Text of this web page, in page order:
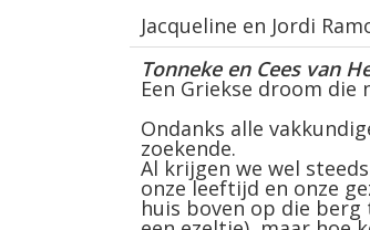
Jacqueline en Jordi
Tonneke en Cees van
Een Griekse droom
Ondanks alle
zoekende.
Al krijgen we wel
onze leeftijd en onze
huis boven op die